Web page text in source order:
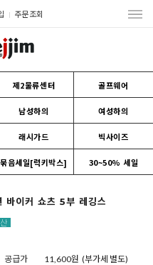
주문조회
제2물류센터 골프웨어
남성하의 여성하의
래시가드 빅사이즈
묶음세일[럭키박스] 30~50% 세일
이커 쇼츠 5부 레깅스
공급가 11,600원 (부가세 별도)